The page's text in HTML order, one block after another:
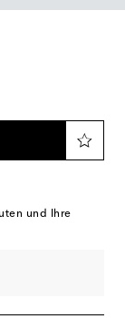
und Ihre